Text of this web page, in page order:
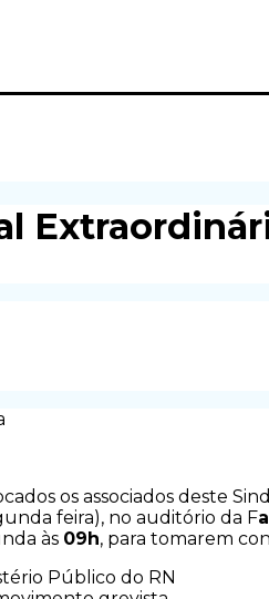
os associados deste
feira), no auditório da F
às 09h, para tomarem
Público do RN